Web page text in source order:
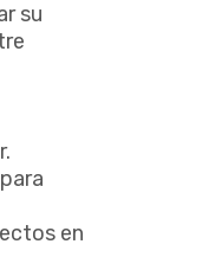
su
en